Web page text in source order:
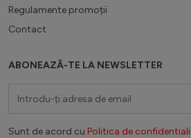
Regulamente promoții
Contact
ABONEAZĂ-TE LA NEWSLETTER
Sunt de acord cu Politica de